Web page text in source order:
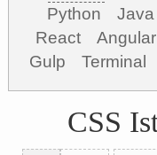
Python
Java
React
Angular
Gulp
Terminal
CSS